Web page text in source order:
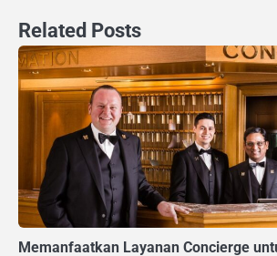
Related Posts
Memanfaatkan Layanan Concierge